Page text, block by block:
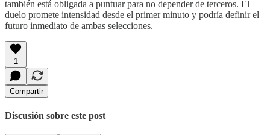
también está obligada a puntuar para no depender de terceros. El
duelo promete intensidad desde el primer minuto y podría definir el
futuro inmediato de ambas selecciones.
1
Compartir
Discusión sobre este post